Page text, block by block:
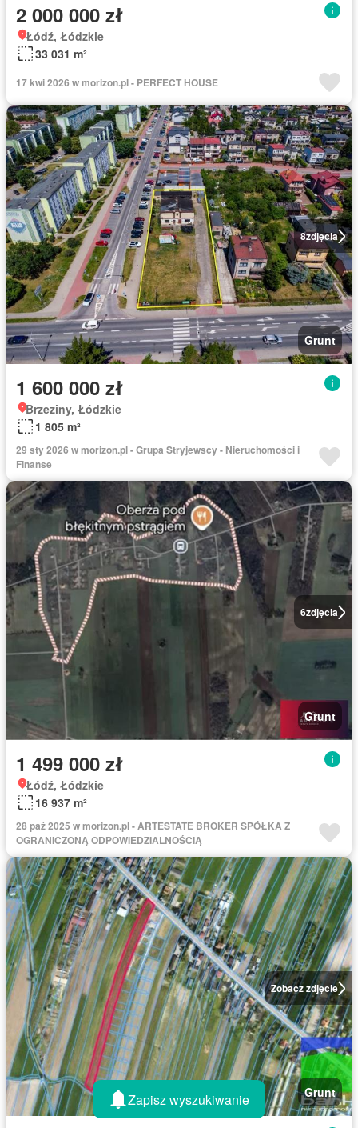
2 000 000 zł
Łódź, Łódzkie
33 031 m²
17 kwi 2026 w morizon.pl - PERFECT HOUSE
8zdjęcia
Grunt
1 600 000 zł
Brzeziny, Łódzkie
1 805 m²
29 sty 2026 w morizon.pl - Grupa Stryjewscy - Nieruchomości i
Finanse
6zdjęcia
Grunt
1 499 000 zł
Łódź, Łódzkie
16 937 m²
28 paź 2025 w morizon.pl - ARTESTATE BROKER SPÓŁKA Z
OGRANICZONĄ ODPOWIEDZIALNOŚCIĄ
Zobacz zdjęcie
Grunt
Zapisz wyszukiwanie